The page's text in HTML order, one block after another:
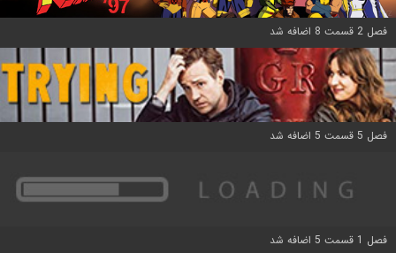
فصل 2 قسمت 8 اضافه شد
فصل 5 قسمت 5 اضافه شد
فصل 1 قسمت 5 اضافه شد